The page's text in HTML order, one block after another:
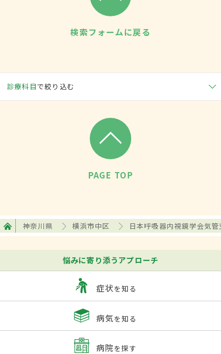
検索フォームに戻る
診療科目で絞り込む
PAGE TOP
神奈川県 横浜市中区 日本呼吸器内視鏡学会気
悩みに寄り添うアプローチ
症状を知る
病気を知る
病院を探す